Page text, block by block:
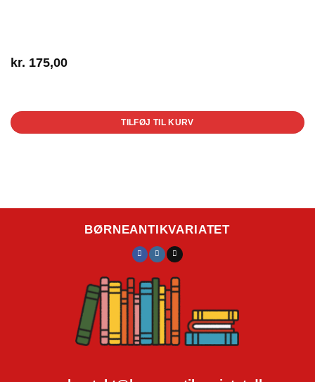
kr. 175,00
TILFØJ TIL KURV
BØRNEANTIKVARIATET